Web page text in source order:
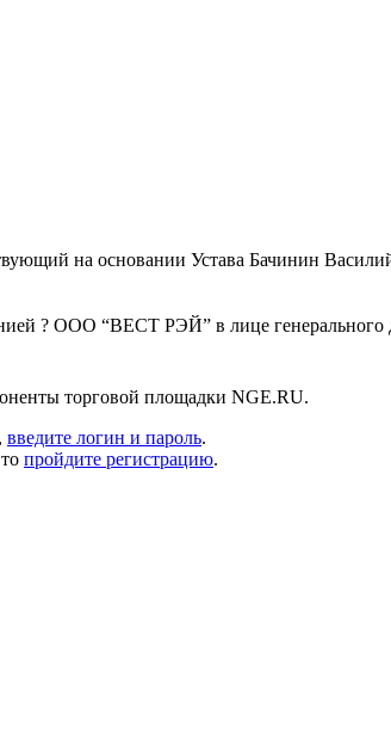
на основании Устава Бачинин
? ООО “ВЕСТ РЭЙ” в лице
торговой площадки NGE.RU.
введите логин и пароль.
пройдите регистрацию.